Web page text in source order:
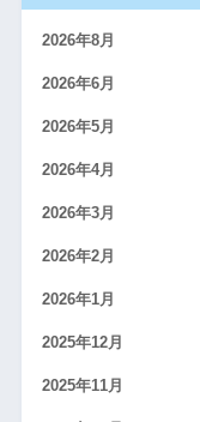
2026年8月
2026年6月
2026年5月
2026年4月
2026年3月
2026年2月
2026年1月
2025年12月
2025年11月